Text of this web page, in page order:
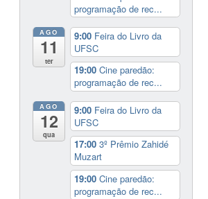
programação de rec...
AGO
11
ter
9:00 Feira do Livro da
UFSC
19:00Cine paredão:
programação de rec...
AGO
12
qua
9:00 Feira do Livro da
UFSC
17:003º Prêmio Zahidé
Muzart
19:00Cine paredão:
programação de rec...